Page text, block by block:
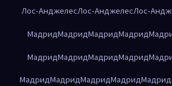
Лос-АнджелесЛос-АнджелесЛос-
МадридМадридМадридМадрид
МадридМадридМадридМадрид
МадридМадридМадридМадридМадрид